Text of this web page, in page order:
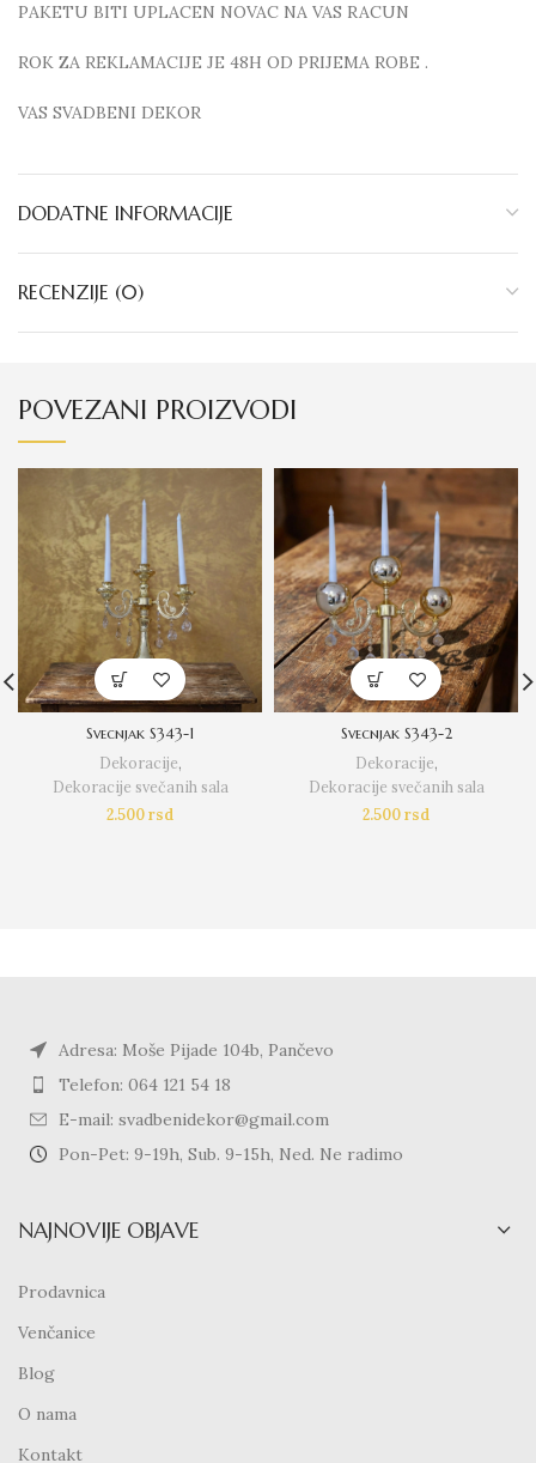
PAKETU BITI UPLACEN NOVAC NA VAS RACUN
ROK ZA REKLAMACIJE JE 48H OD PRIJEMA ROBE .
VAS SVADBENI DEKOR
DODATNE INFORMACIJE
RECENZIJE (0)
POVEZANI PROIZVODI
Svecnjak S343-1
Dekoracije,
Dekoracije svečanih sala
2.500rsd
Svecnjak S343-2
Dekoracije,
Dekoracije svečanih sala
2.500rsd
Adresa: Moše Pijade 104b, Pančevo
Telefon: 064 121 54 18
E-mail: svadbenidekor@gmail.com
Pon-Pet: 9-19h, Sub. 9-15h, Ned. Ne radimo
NAJNOVIJE OBJAVE
Prodavnica
Venčanice
Blog
O nama
Kontakt